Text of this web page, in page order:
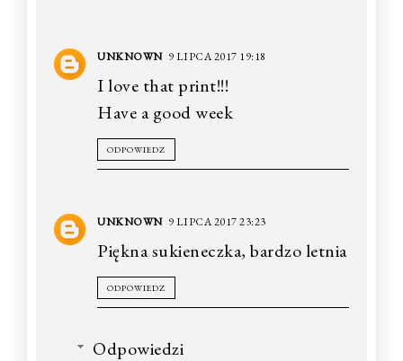
UNKNOWN 9 LIPCA 2017 19:18
I love that print!!!
Have a good week
ODPOWIEDZ
UNKNOWN 9 LIPCA 2017 23:23
Piękna sukieneczka, bardzo letnia
ODPOWIEDZ
Odpowiedzi